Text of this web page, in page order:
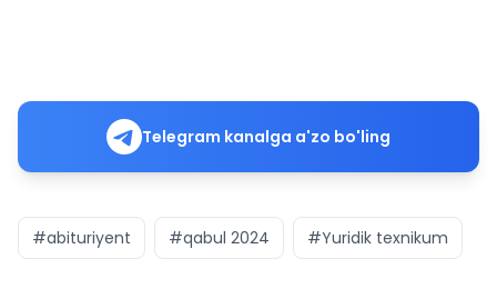
Telegram kanalga a'zo bo'ling
#abituriyent #qabul 2024 #Yuridik texnikum